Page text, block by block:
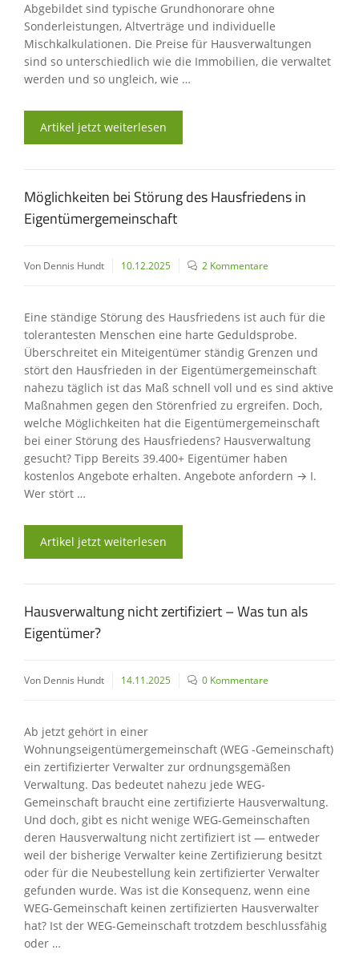
Abgebildet sind typische Grundhonorare ohne
Sonderleistungen, Altverträge und individuelle
Mischkalkulationen. Die Preise für Hausverwaltungen
sind so unterschiedlich wie die Immobilien, die verwaltet
werden und so ungleich, wie …
Artikel jetzt weiterlesen
Möglichkeiten bei Störung des Hausfriedens in
Eigentümergemeinschaft
Von Dennis Hundt 10.12.2025 2 Kommentare
Eine ständige Störung des Hausfriedens ist auch für die
tolerantesten Menschen eine harte Geduldsprobe.
Überschreitet ein Miteigentümer ständig Grenzen und
stört den Hausfrieden in der Eigentümergemeinschaft
nahezu täglich ist das Maß schnell voll und es sind aktive
Maßnahmen gegen den Störenfried zu ergreifen. Doch,
welche Möglichkeiten hat die Eigentümergemeinschaft
bei einer Störung des Hausfriedens? Hausverwaltung
gesucht? Tipp Bereits 39.400+ Eigentümer haben
kostenlos Angebote erhalten. Angebote anfordern → I.
Wer stört …
Artikel jetzt weiterlesen
Hausverwaltung nicht zertifiziert – Was tun als
Eigentümer?
Von Dennis Hundt 14.11.2025 0 Kommentare
Ab jetzt gehört in einer
Wohnungseigentümergemeinschaft (WEG -Gemeinschaft)
ein zertifizierter Verwalter zur ordnungsgemäßen
Verwaltung. Das bedeutet nahezu jede WEG-
Gemeinschaft braucht eine zertifizierte Hausverwaltung.
Und doch, gibt es nicht wenige WEG-Gemeinschaften
deren Hausverwaltung nicht zertifiziert ist — entweder
weil der bisherige Verwalter keine Zertifizierung besitzt
oder für die Neubestellung kein zertifizierter Verwalter
gefunden wurde. Was ist die Konsequenz, wenn eine
WEG-Gemeinschaft keinen zertifizierten Hausverwalter
hat? Ist der WEG-Gemeinschaft trotzdem beschlussfähig
oder …